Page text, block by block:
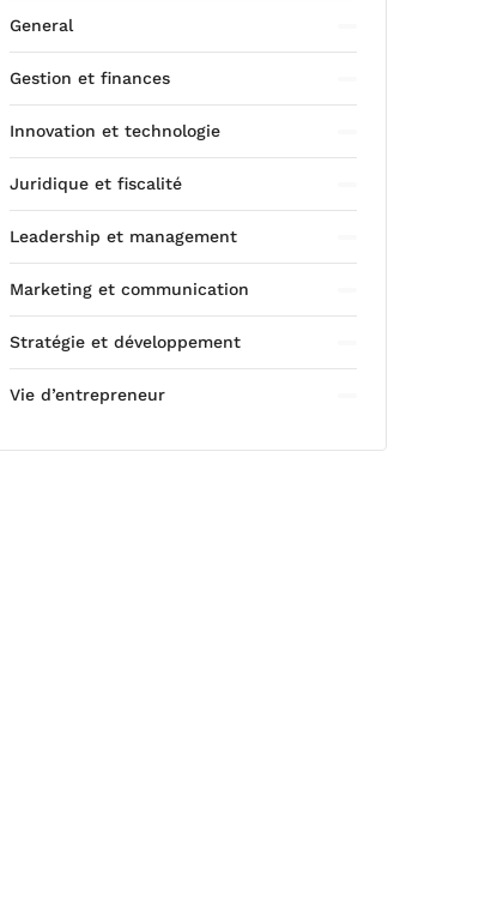
General
Gestion et finances
Innovation et technologie
Juridique et fiscalité
Leadership et management
Marketing et communication
Stratégie et développement
Vie d’entrepreneur